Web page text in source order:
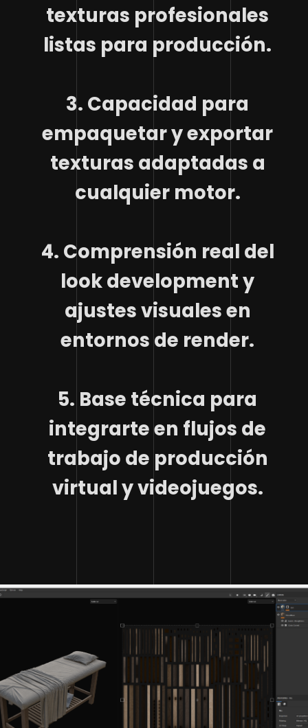
texturas profesionales
listas para producción.
3. Capacidad para
empaquetar y exportar
texturas adaptadas a
cualquier motor.
4. Comprensión real del
look development y
ajustes visuales en
entornos de render.
5. Base técnica para
integrarte en flujos de
trabajo de producción
virtual y videojuegos.